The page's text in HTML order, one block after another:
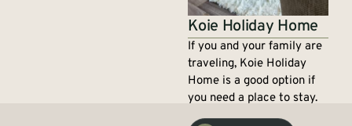
Koie Holiday Home
If you and your family are
traveling, Koie Holiday
Home is a good option if
you need a place to stay.